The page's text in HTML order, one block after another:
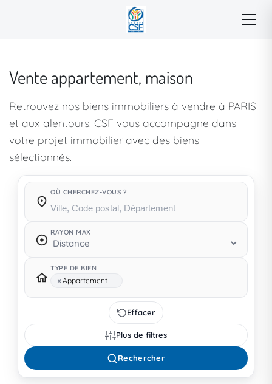
Vente appartement, maison
Retrouvez nos biens immobiliers à vendre à PARIS
et aux alentours. CSF vous accompagne dans
votre projet immobilier avec des biens
sélectionnés.
OÙ CHERCHEZ-VOUS ?
RAYON MAX
TYPE DE BIEN
×Appartement
Effacer
Plus de filtres
Rechercher